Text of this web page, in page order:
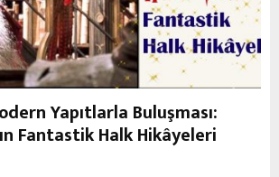
Yapıtlarla Buluşması:
Fantastik Halk Hikâyeleri